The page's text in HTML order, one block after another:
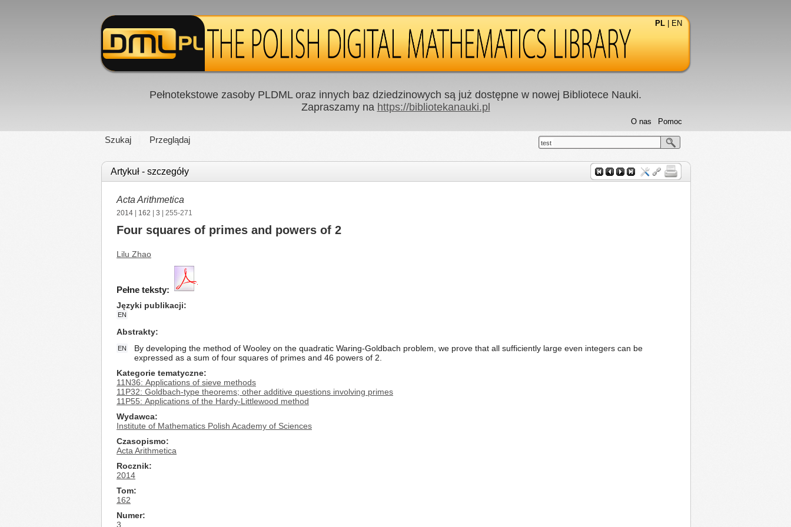
PL EN
Pełnotekstowe zasoby PLDML oraz innych baz dziedzinowych są już dostępne w nowej Bibliotece Nauki.
Zapraszamy na https://bibliotekanauki.pl
Szukaj Przeglądaj
Pomoc
O nas
test
Artykuł - szczegóły
Acta Arithmetica
2014 162 3 | 255-271
Four squares of primes and powers of 2
Lilu Zhao
Pełne teksty:
Języki publikacji
EN
Abstrakty
EN
By developing the method of Wooley on the quadratic Waring-Goldbach problem, we prove that all sufficiently large even integers can be
expressed as a sum of four squares of primes and 46 powers of 2.
Kategorie tematyczne
11N36: Applications of sieve methods
11P32: Goldbach-type theorems; other additive questions involving primes
11P55: Applications of the Hardy-Littlewood method
Wydawca
Institute of Mathematics Polish Academy of Sciences
Czasopismo
Acta Arithmetica
Rocznik
2014
Tom
162
Numer
3